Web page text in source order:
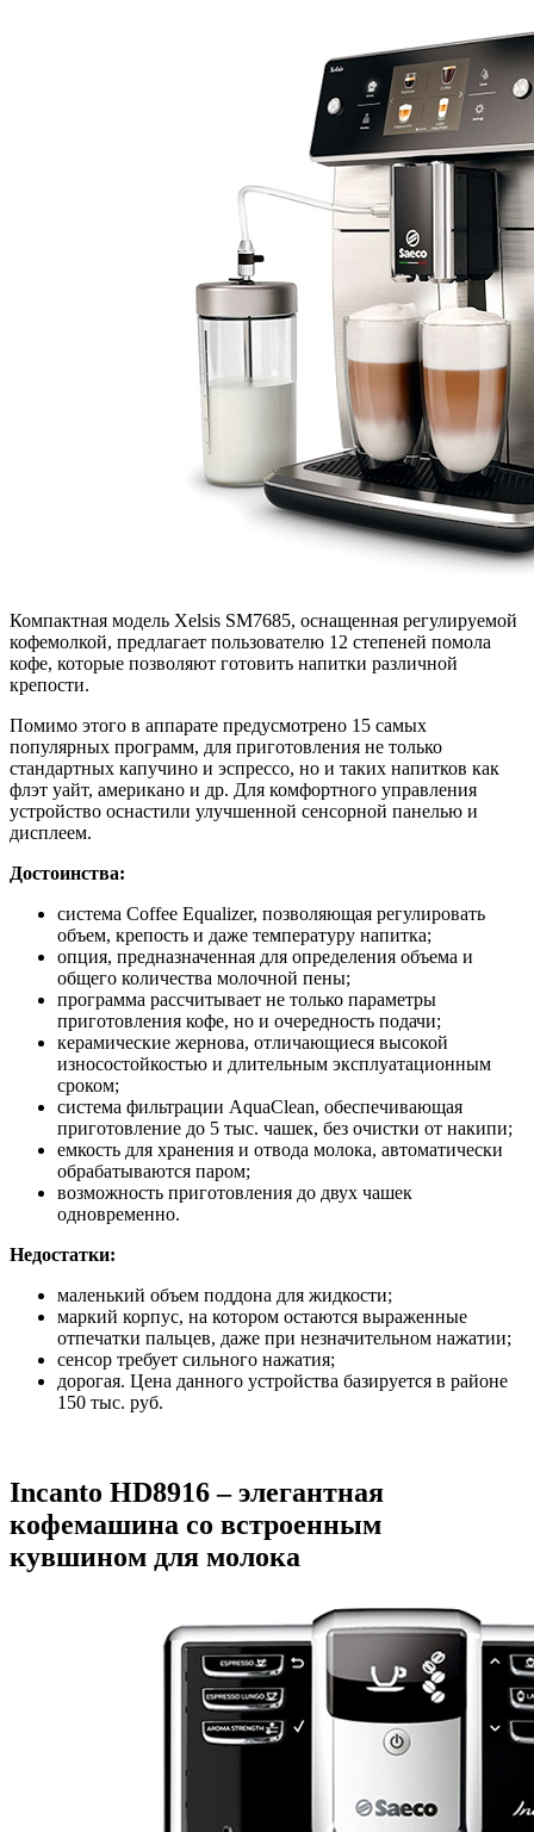
Компактная модель Xelsis SM7685, оснащенная регулируемой
кофемолкой, предлагает пользователю 12 степеней помола
кофе, которые позволяют готовить напитки различной
крепости.
Помимо этого в аппарате предусмотрено 15 самых
популярных программ, для приготовления не только
стандартных капучино и эспрессо, но и таких напитков как
флэт уайт, американо и др. Для комфортного управления
устройство оснастили улучшенной сенсорной панелью и
дисплеем.
Достоинства:
система Coffee Equalizer, позволяющая регулировать
объем, крепость и даже температуру напитка;
опция, предназначенная для определения объема и
общего количества молочной пены;
программа рассчитывает не только параметры
приготовления кофе, но и очередность подачи;
керамические жернова, отличающиеся высокой
износостойкостью и длительным эксплуатационным
сроком;
система фильтрации AquaClean, обеспечивающая
приготовление до 5 тыс. чашек, без очистки от накипи;
емкость для хранения и отвода молока, автоматически
обрабатываются паром;
возможность приготовления до двух чашек
одновременно.
Недостатки:
маленький объем поддона для жидкости;
маркий корпус, на котором остаются выраженные
отпечатки пальцев, даже при незначительном нажатии;
сенсор требует сильного нажатия;
дорогая. Цена данного устройства базируется в районе
150 тыс. руб.
Incanto HD8916 – элегантная
кофемашина со встроенным
кувшином для молока